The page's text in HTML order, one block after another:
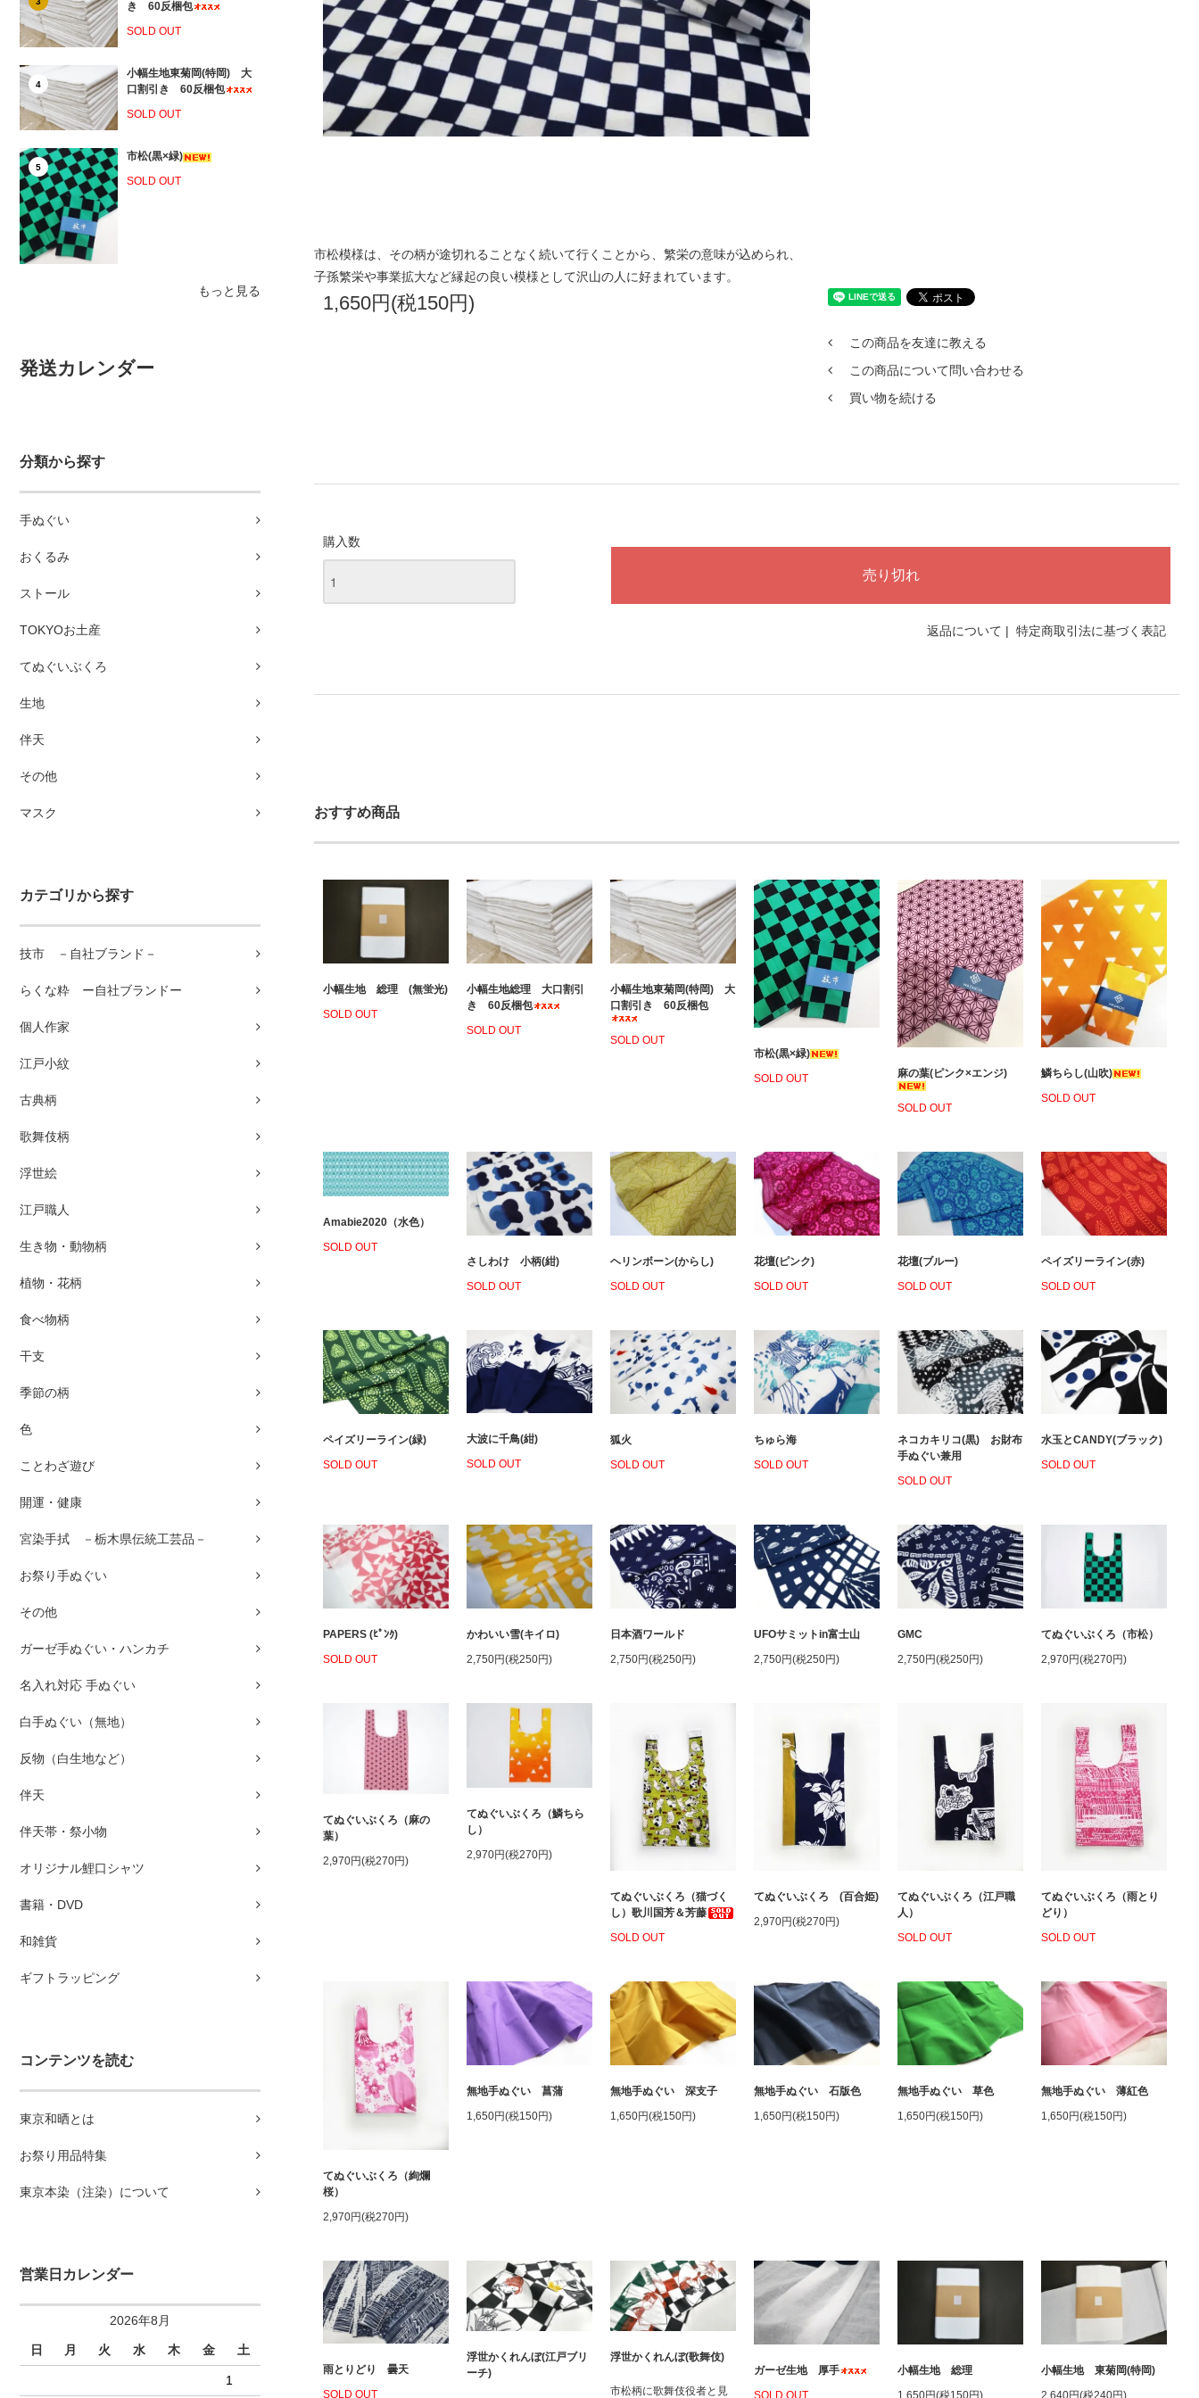
き 60反梱包
SOLD OUT
4
小幅生地東菊岡(特岡) 大
口割引き 60反梱包
SOLD OUT
5
市松(黒×緑)
SOLD OUT
もっと見る
発送カレンダー
分類から探す
手ぬぐい
おくるみ
ストール
TOKYOお土産
てぬぐいぶくろ
生地
伴天
その他
マスク
カテゴリから探す
技市 －自社ブランド－
らくな粋 ー自社ブランドー
個人作家
江戸小紋
古典柄
歌舞伎柄
浮世絵
江戸職人
生き物・動物柄
植物・花柄
食べ物柄
干支
季節の柄
色
ことわざ遊び
開運・健康
宮染手拭 －栃木県伝統工芸品－
お祭り手ぬぐい
その他
ガーゼ手ぬぐい・ハンカチ
名入れ対応 手ぬぐい
白手ぬぐい（無地）
反物（白生地など）
伴天
伴天帯・祭小物
オリジナル鯉口シャツ
書籍・DVD
和雑貨
ギフトラッピング
コンテンツを読む
東京和晒とは
お祭り用品特集
東京本染（注染）について
営業日カレンダー
2026年8月
日 月 火 水 木 金 土
1
市松模様は、その柄が途切れることなく続いて行くことから、繁栄の意味が込められ、
子孫繁栄や事業拡大など縁起の良い模様として沢山の人に好まれています。
1,650円(税150円)
この商品を友達に教える
この商品について問い合わせる
買い物を続ける
購入数
返品について | 特定商取引法に基づく表記
おすすめ商品
小幅生地 総理 (無蛍光)
SOLD OUT
小幅生地総理 大口割引
き 60反梱包
SOLD OUT
小幅生地東菊岡(特岡) 大
口割引き 60反梱包
SOLD OUT
市松(黒×緑)
SOLD OUT
麻の葉(ピンク×エンジ)
SOLD OUT
鱗ちらし(山吹)
SOLD OUT
Amabie2020（水色）
SOLD OUT
さしわけ 小柄(紺)
SOLD OUT
ヘリンボーン(からし)
SOLD OUT
花壇(ピンク)
SOLD OUT
花壇(ブルー)
SOLD OUT
ペイズリーライン(赤)
SOLD OUT
ペイズリーライン(緑)
SOLD OUT
大波に千鳥(紺)
SOLD OUT
狐火
SOLD OUT
ちゅら海
SOLD OUT
ネコカキリコ(黒) お財布
手ぬぐい兼用
SOLD OUT
水玉とCANDY(ブラック)
SOLD OUT
PAPERS (ﾋﾟﾝｸ)
SOLD OUT
かわいい雪(キイロ)
2,750円(税250円)
日本酒ワールド
2,750円(税250円)
UFOサミットin富士山
2,750円(税250円)
GMC
2,750円(税250円)
てぬぐいぶくろ（市松）
2,970円(税270円)
てぬぐいぶくろ（麻の
葉）
2,970円(税270円)
てぬぐいぶくろ（鱗ちら
し）
2,970円(税270円)
てぬぐいぶくろ（猫づく
し）歌川国芳＆芳藤
SOLD OUT
てぬぐいぶくろ (百合姫)
2,970円(税270円)
てぬぐいぶくろ（江戸職
人）
SOLD OUT
てぬぐいぶくろ（雨とり
どり）
SOLD OUT
てぬぐいぶくろ（絢爛
桜）
2,970円(税270円)
無地手ぬぐい 菖蒲
1,650円(税150円)
無地手ぬぐい 深支子
1,650円(税150円)
無地手ぬぐい 石版色
1,650円(税150円)
無地手ぬぐい 草色
1,650円(税150円)
無地手ぬぐい 薄紅色
1,650円(税150円)
雨とりどり 曇天
SOLD OUT
浮世かくれんぼ(江戸ブリ
ーチ)
浮世かくれんぼ(歌舞伎)
市松柄に歌舞伎役者と見
ガーゼ生地 厚手
SOLD OUT
小幅生地 総理
1,650円(税150円)
小幅生地 東菊岡(特岡)
2,640円(税240円)